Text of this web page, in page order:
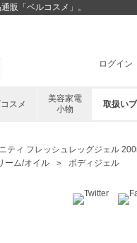
販「ベルコスメ」。
ログイン
スメ
美容家電
小物
取扱い
ティ フレッシュレッグジェル
ーム/オイル
ボディジェル